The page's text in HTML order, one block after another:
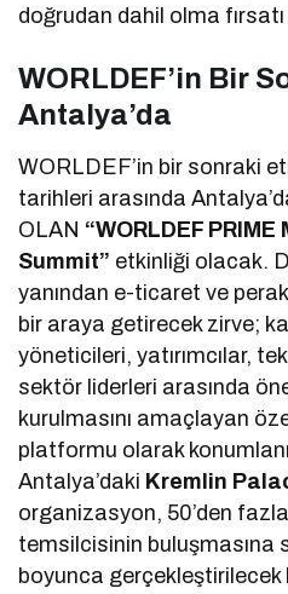
doğrudan dahil olma
WORLDEF’in Bir
Antalya’da
WORLDEF’in bir sonraki
tarihleri arasında
OLAN “WORLDEF
Summit” etkinliği olacak.
yanından e-ticaret ve
bir araya getirecek zirve;
yöneticileri, yatırımcılar,
sektör liderleri arasında
kurulmasını amaçlayan
platformu olarak
Antalya’daki Kremlin
organizasyon, 50’den
temsilcisinin buluşmasına
boyunca gerçekleştirilecek